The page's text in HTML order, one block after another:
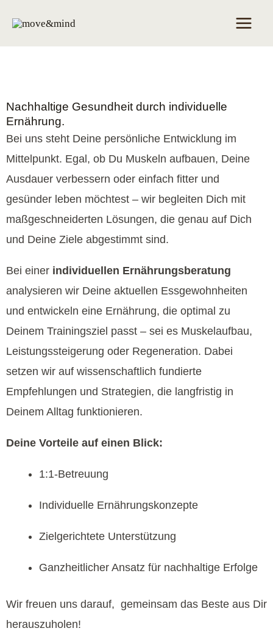
content
Main
Menu
Nachhaltige Gesundheit durch individuelle
Ernährung.
Bei uns steht Deine persönliche Entwicklung im
Mittelpunkt. Egal, ob Du Muskeln aufbauen, Deine
Ausdauer verbessern oder einfach fitter und
gesünder leben möchtest – wir begleiten Dich mit
maßgeschneiderten Lösungen, die genau auf Dich
und Deine Ziele abgestimmt sind.
Bei einer individuellen Ernährungsberatung
analysieren wir Deine aktuellen Essgewohnheiten
und entwickeln eine Ernährung, die optimal zu
Deinem Trainingsziel passt – sei es Muskelaufbau,
Leistungssteigerung oder Regeneration. Dabei
setzen wir auf wissenschaftlich fundierte
Empfehlungen und Strategien, die langfristig in
Deinem Alltag funktionieren.
Deine Vorteile auf einen Blick:
1:1-Betreuung
Individuelle Ernährungskonzepte
Zielgerichtete Unterstützung
Ganzheitlicher Ansatz für nachhaltige Erfolge
Wir freuen uns darauf, gemeinsam das Beste aus Dir
herauszuholen!